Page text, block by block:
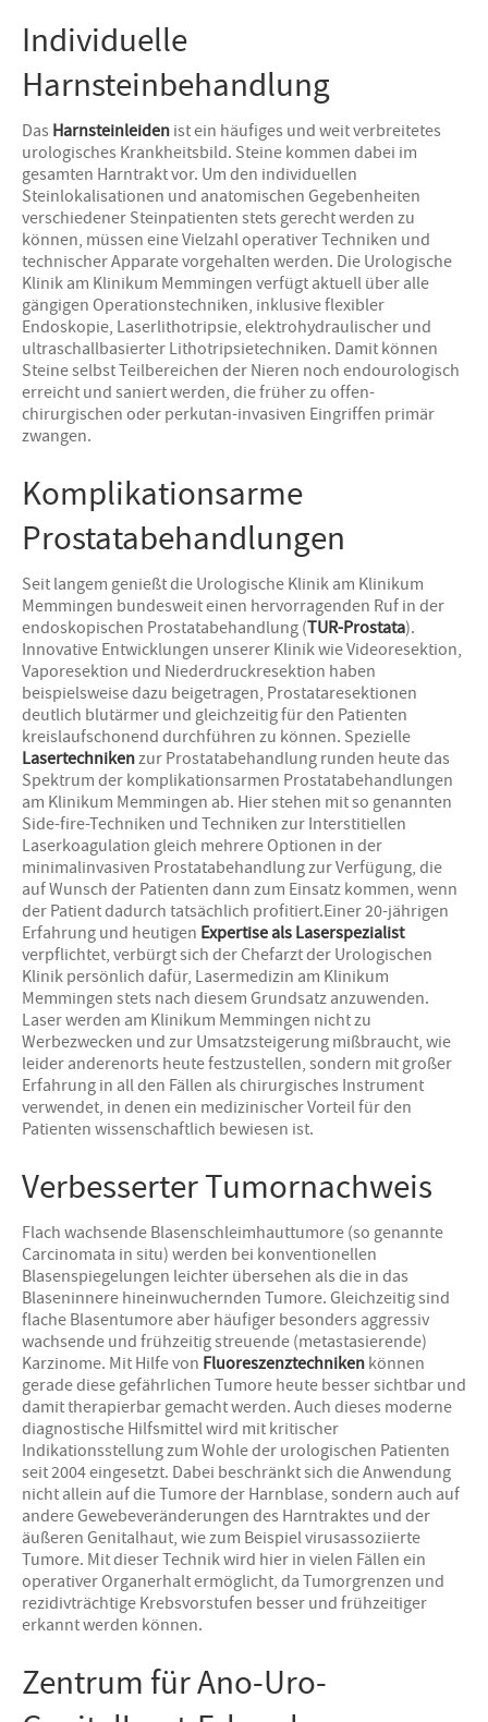
Individuelle
Harnsteinbehandlung
Das Harnsteinleidenist ein häufiges und weit verbreitetes
urologisches Krankheitsbild. Steine kommen dabei im
gesamten Harntrakt vor. Um den individuellen
Steinlokalisationen und anatomischen Gegebenheiten
verschiedener Steinpatienten stets gerecht werden zu
können, müssen eine Vielzahl operativer Techniken und
technischer Apparate vorgehalten werden. Die Urologische
Klinik am Klinikum Memmingen verfügt aktuell über alle
gängigen Operationstechniken, inklusive flexibler
Endoskopie, Laserlithotripsie, elektrohydraulischer und
ultraschallbasierter Lithotripsietechniken. Damit können
Steine selbst Teilbereichen der Nieren noch endourologisch
erreicht und saniert werden, die früher zu offen-
chirurgischen oder perkutan-invasiven Eingriffen primär
zwangen.
Komplikationsarme
Prostatabehandlungen
Seit langem genießt die Urologische Klinik am Klinikum
Memmingen bundesweit einen hervorragenden Ruf in der
endoskopischen Prostatabehandlung (TUR-Prostata).
Innovative Entwicklungen unserer Klinik wie Videoresektion,
Vaporesektion und Niederdruckresektion haben
beispielsweise dazu beigetragen, Prostataresektionen
deutlich blutärmer und gleichzeitig für den Patienten
kreislaufschonend durchführen zu können. Spezielle
Lasertechnikenzur Prostatabehandlung runden heute das
Spektrum der komplikationsarmen Prostatabehandlungen
am Klinikum Memmingen ab. Hier stehen mit so genannten
Side-fire-Techniken und Techniken zur Interstitiellen
Laserkoagulation gleich mehrere Optionen in der
minimalinvasiven Prostatabehandlung zur Verfügung, die
auf Wunsch der Patienten dann zum Einsatz kommen, wenn
der Patient dadurch tatsächlich profitiert.Einer 20-jährigen
Erfahrung und heutigen Expertise als Laserspezialist
verpflichtet, verbürgt sich der Chefarzt der Urologischen
Klinik persönlich dafür, Lasermedizin am Klinikum
Memmingen stets nach diesem Grundsatz anzuwenden.
Laser werden am Klinikum Memmingen nicht zu
Werbezwecken und zur Umsatzsteigerung mißbraucht, wie
leider anderenorts heute festzustellen, sondern mit großer
Erfahrung in all den Fällen als chirurgisches Instrument
verwendet, in denen ein medizinischer Vorteil für den
Patienten wissenschaftlich bewiesen ist.
Verbesserter Tumornachweis
Flach wachsende Blasenschleimhauttumore (so genannte
Carcinomata in situ) werden bei konventionellen
Blasenspiegelungen leichter übersehen als die in das
Blaseninnere hineinwuchernden Tumore. Gleichzeitig sind
flache Blasentumore aber häufiger besonders aggressiv
wachsende und frühzeitig streuende (metastasierende)
Karzinome. Mit Hilfe von Fluoreszenztechnikenkönnen
gerade diese gefährlichen Tumore heute besser sichtbar und
damit therapierbar gemacht werden. Auch dieses moderne
diagnostische Hilfsmittel wird mit kritischer
Indikationsstellung zum Wohle der urologischen Patienten
seit 2004 eingesetzt. Dabei beschränkt sich die Anwendung
nicht allein auf die Tumore der Harnblase, sondern auch auf
andere Gewebeveränderungen des Harntraktes und der
äußeren Genitalhaut, wie zum Beispiel virusassoziierte
Tumore. Mit dieser Technik wird hier in vielen Fällen ein
operativer Organerhalt ermöglicht, da Tumorgrenzen und
rezidivträchtige Krebsvorstufen besser und frühzeitiger
erkannt werden können.
Zentrum für Ano-Uro-